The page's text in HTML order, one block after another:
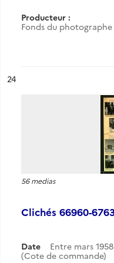
Producteur :
Fonds du photographe
n°
24
56 medias
Clichés 66960-
Date Entre mars
(Cote de commande)